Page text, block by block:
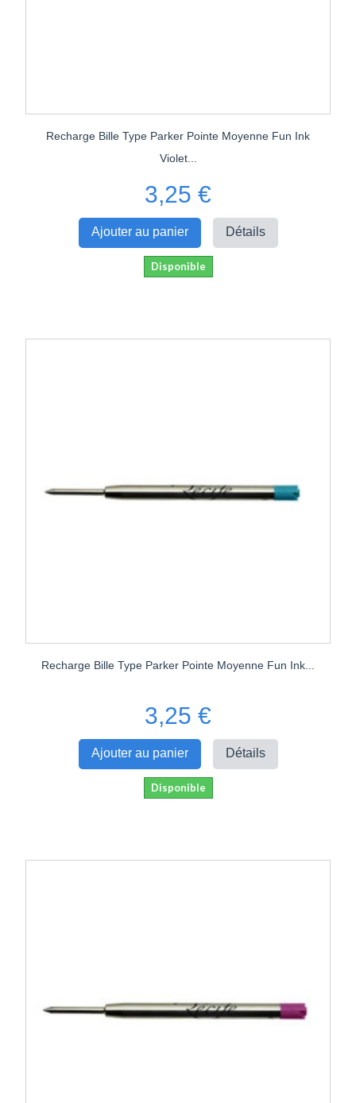
Recharge Bille Type Parker Pointe Moyenne Fun Ink
Violet...
3,25 €
Ajouter au panier Détails
Disponible
Recharge Bille Type Parker Pointe Moyenne Fun Ink...
3,25 €
Ajouter au panier Détails
Disponible